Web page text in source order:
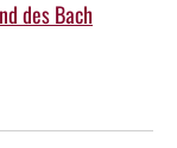
des Bach